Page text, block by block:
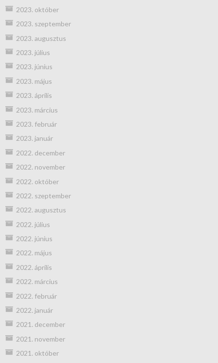
2023. október
2023. szeptember
2023. augusztus
2023. július
2023. június
2023. május
2023. április
2023. március
2023. február
2023. január
2022. december
2022. november
2022. október
2022. szeptember
2022. augusztus
2022. július
2022. június
2022. május
2022. április
2022. március
2022. február
2022. január
2021. december
2021. november
2021. október